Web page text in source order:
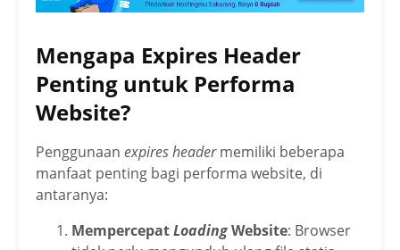
Mengapa Expires Header
Penting untuk Performa
Website?
Penggunaan expires headermemiliki beberapa
manfaat penting bagi performa website, di
antaranya:
MempercepatLoadingWebsite: Browser